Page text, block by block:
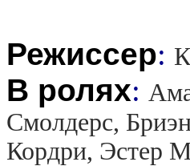
Режиссер:
В ролях:
Смолдерс,
Кордри, Эстер